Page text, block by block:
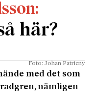
här?
Foto: Johan Patricny
med det som
nämligen